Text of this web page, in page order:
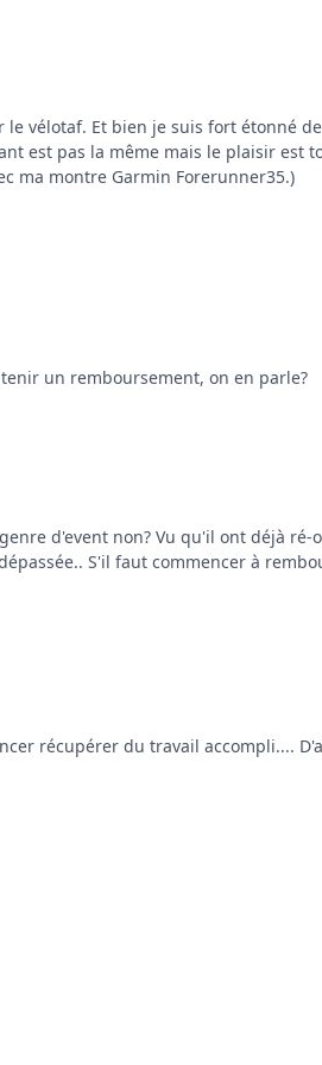
musculaire sont
le plaisir est tout autre !!! (La différence de
ma montre Garmin Forerunner35.)
un remboursement, on en parle?
juste pour toi, ce qui est
qui en dernières